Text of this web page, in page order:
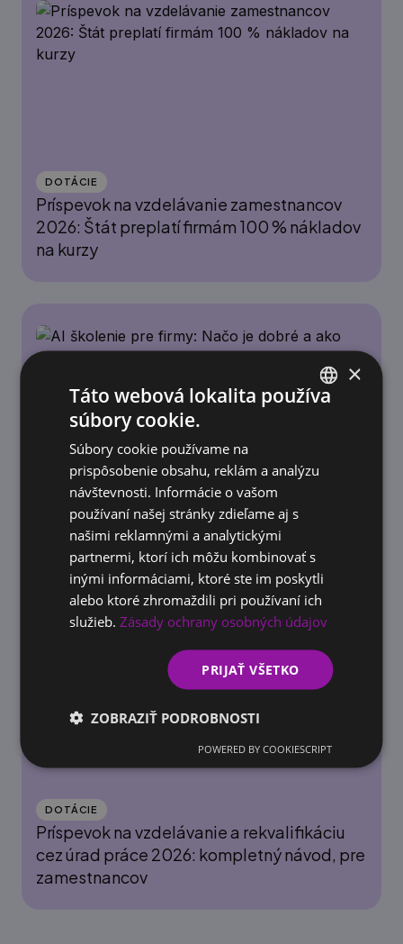
DOTÁCIE
Príspevok na vzdelávanie zamestnancov
2026: Štát preplatí firmám 100 % nákladov
na kurzy
ACADEMY
AI školenie pre firmy: Načo je dobré a ako
pomôže vašej firme rásť
DOTÁCIE
Príspevok na vzdelávanie a rekvalifikáciu
cez úrad práce 2026: kompletný návod, pre
zamestnancov
×
Táto webová lokalita používa
súbory cookie.
Súbory cookie používame na
prispôsobenie obsahu, reklám a analýzu
návštevnosti. Informácie o vašom
používaní našej stránky zdieľame aj s
našimi reklamnými a analytickými
partnermi, ktorí ich môžu kombinovať s
inými informáciami, ktoré ste im poskytli
alebo ktoré zhromaždili pri používaní ich
služieb.Zásady ochrany osobných údajov
PRIJAŤ VŠETKO
ZOBRAZIŤ PODROBNOSTI
POWERED BY COOKIESCRIPT